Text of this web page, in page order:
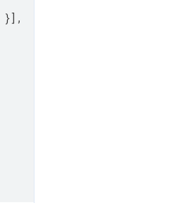
}],